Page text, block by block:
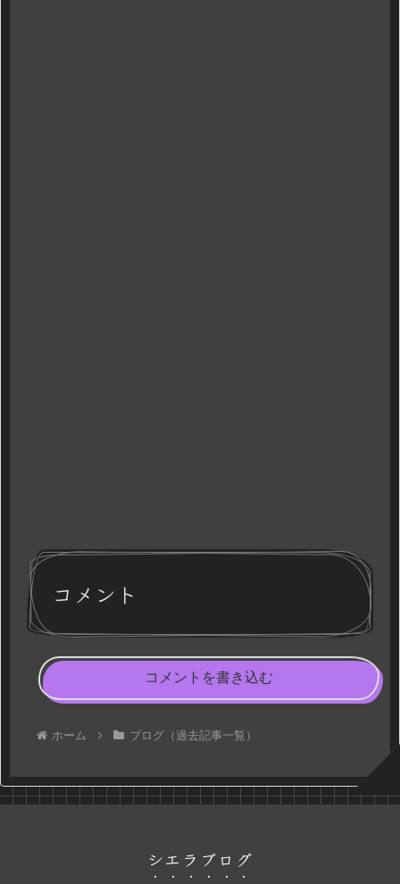
コメント
コメントを書き込む
ホーム ブログ（過去記事一覧）
シエラブログ